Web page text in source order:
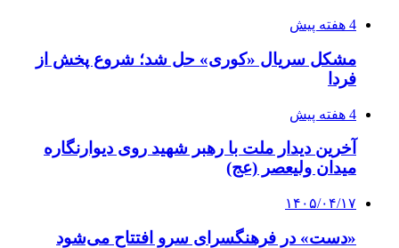
4 هفته پیش
مشکل سریال «کوری» حل شد؛ شروع پخش از
فردا
4 هفته پیش
آخرین دیدار ملت با رهبر شهید روی دیوارنگاره
میدان ولیعصر (عج)
۱۴۰۵/۰۴/۱۷
«دست» در فرهنگسرای سرو افتتاح می‌شود